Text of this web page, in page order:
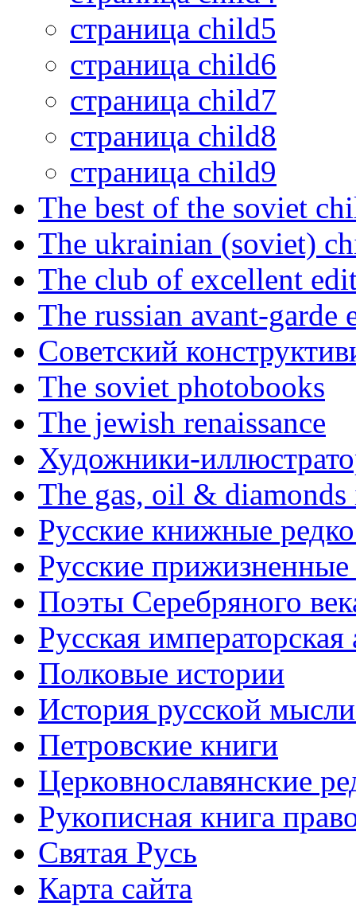
страница child5
страница child6
страница child7
страница child8
страница child9
The best of the soviet
The ukrainian (soviet)
The club of excellent
The russian avant-garde
Советский
The soviet photobooks
The jewish renaissance
Художники-
The gas, oil & diamonds
Русские книжные
Русские прижизненные
Поэты Серебряного
Русская
Полковые истории
История русской
Петровские книги
Церковнославянские
Рукописная книга
Святая Русь
Карта сайта